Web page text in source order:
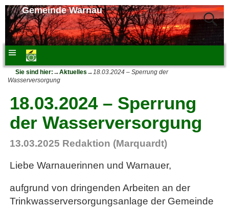
Gemeinde Warnau
Sie sind hier: →Aktuelles →18.03.2024 – Sperrung der
Wasserversorgung
18.03.2024 – Sperrung
der Wasserversorgung
13.03.2025 Redaktion (Marquardt)
Liebe Warnauerinnen und Warnauer,
aufgrund von dringenden Arbeiten an der
Trinkwasserversorgungsanlage der Gemeinde